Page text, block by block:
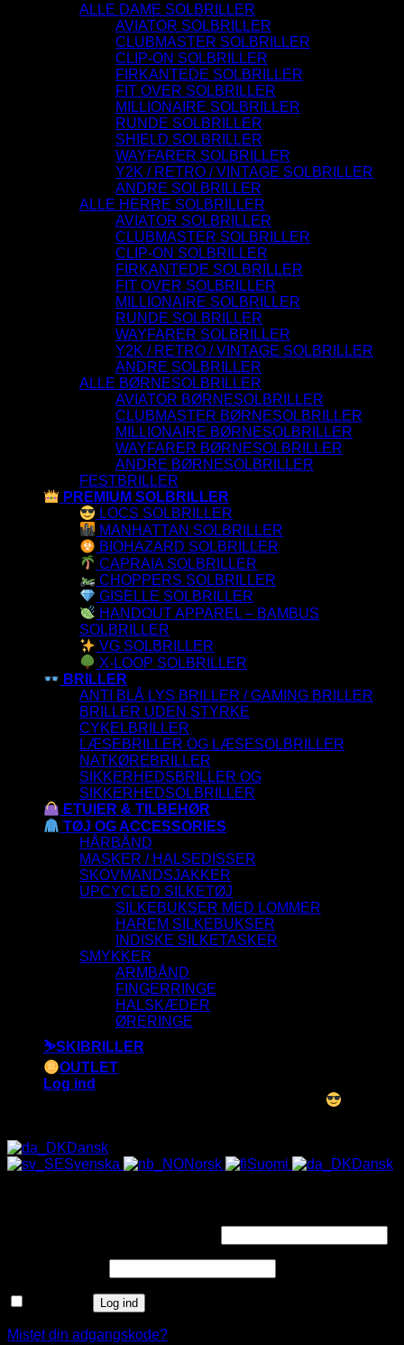
ALLE DAME SOLBRILLER
AVIATOR SOLBRILLER
CLUBMASTER SOLBRILLER
CLIP-ON SOLBRILLER
FIRKANTEDE SOLBRILLER
FIT OVER SOLBRILLER
MILLIONAIRE SOLBRILLER
RUNDE SOLBRILLER
SHIELD SOLBRILLER
WAYFARER SOLBRILLER
Y2K / RETRO / VINTAGE SOLBRILLER
ANDRE SOLBRILLER
ALLE HERRE SOLBRILLER
AVIATOR SOLBRILLER
CLUBMASTER SOLBRILLER
CLIP-ON SOLBRILLER
FIRKANTEDE SOLBRILLER
FIT OVER SOLBRILLER
MILLIONAIRE SOLBRILLER
RUNDE SOLBRILLER
WAYFARER SOLBRILLER
Y2K / RETRO / VINTAGE SOLBRILLER
ANDRE SOLBRILLER
ALLE BØRNESOLBRILLER
AVIATOR BØRNESOLBRILLER
CLUBMASTER BØRNESOLBRILLER
MILLIONAIRE BØRNESOLBRILLER
WAYFARER BØRNESOLBRILLER
ANDRE BØRNESOLBRILLER
FESTBRILLER
PREMIUM SOLBRILLER
LOCS SOLBRILLER
MANHATTAN SOLBRILLER
BIOHAZARD SOLBRILLER
CAPRAIA SOLBRILLER
CHOPPERS SOLBRILLER
GISELLE SOLBRILLER
HANDOUT APPAREL – BAMBUS
SOLBRILLER
VG SOLBRILLER
X-LOOP SOLBRILLER
BRILLER
ANTI BLÅ LYS BRILLER / GAMING BRILLER
BRILLER UDEN STYRKE
CYKELBRILLER
LÆSEBRILLER OG LÆSESOLBRILLER
NATKØREBRILLER
SIKKERHEDSBRILLER OG
SIKKERHEDSOLBRILLER
ETUIER & TILBEHØR
TØJ OG ACCESSORIES
HÅRBÅND
MASKER / HALSEDISSER
SKOVMANDSJAKKER
UPCYCLED SILKETØJ
SILKEBUKSER MED LOMMER
HAREM SILKEBUKSER
INDISKE SILKETASKER
SMYKKER
ARMBÅND
FINGERRINGE
HALSKÆDER
ØRERINGE
⛷️SKIBRILLER
OUTLET
Log ind
Dansk
Svenska
Norsk Suomi Dansk
Log ind
Mistet din adgangskode?